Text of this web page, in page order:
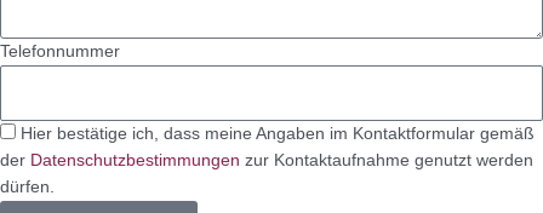
Telefonnummer
Hier bestätige ich, dass meine Angaben im Kontaktformular gemäß
der Datenschutzbestimmungen zur Kontaktaufnahme genutzt werden
dürfen.